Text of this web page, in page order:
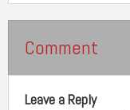
Comment
Leave a Reply